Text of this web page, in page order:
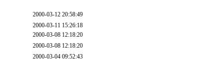
2000-03-12 20:58:49
2000-03-11 15:26:18
2000-03-08 12:18:20
2000-03-08 12:18:20
2000-03-04 09:52:43